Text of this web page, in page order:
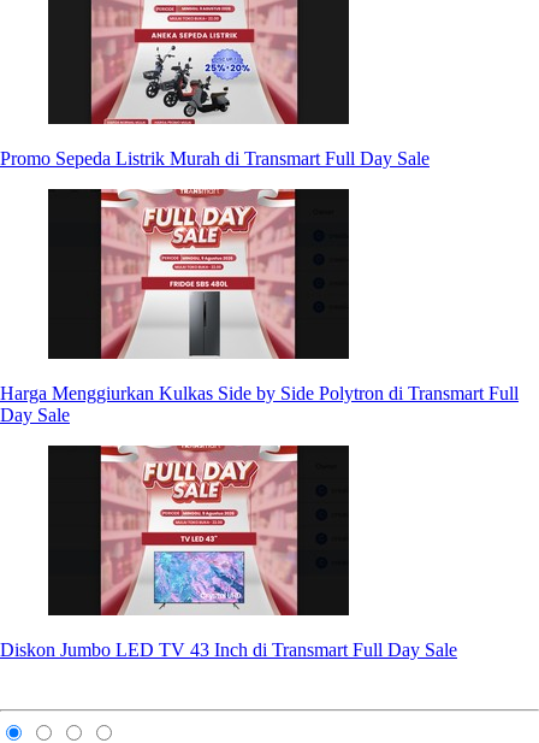
Promo Sepeda Listrik Murah di Transmart Full Day Sale
Harga Menggiurkan Kulkas Side by Side Polytron di Transmart Full
Day Sale
Diskon Jumbo LED TV 43 Inch di Transmart Full Day Sale